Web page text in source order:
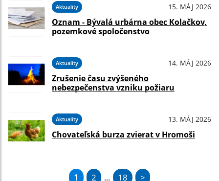
Aktuality 15. MÁJ 2026
Oznam - Bývalá urbárna obec Kolačkov,
pozemkové spoločenstvo
Aktuality 14. MÁJ 2026
Zrušenie času zvýšeného
nebezpečenstva vzniku požiaru
Aktuality 13. MÁJ 2026
Chovateľská burza zvierat v Hromoši
1 2 ... 18 >